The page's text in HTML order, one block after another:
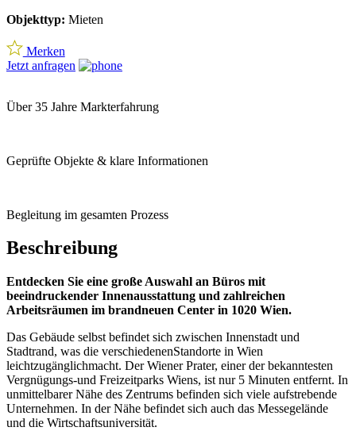
Objekttyp: Mieten
Merken
Jetzt anfragen
Über 35 Jahre Markterfahrung
Geprüfte Objekte & klare Informationen
Begleitung im gesamten Prozess
Beschreibung
Entdecken Sie eine große Auswahl an Büros mit
beeindruckender Innenausstattung und zahlreichen
Arbeitsräumen im brandneuen Center in 1020 Wien.
Das Gebäude selbst befindet sich zwischen Innenstadt und
Stadtrand, was die verschiedenenStandorte in Wien
leichtzugänglichmacht. Der Wiener Prater, einer der bekanntesten
Vergnügungs-und Freizeitparks Wiens, ist nur 5 Minuten entfernt. In
unmittelbarer Nähe des Zentrums befinden sich viele aufstrebende
Unternehmen. In der Nähe befindet sich auch das Messegelände
und die Wirtschaftsuniversität.